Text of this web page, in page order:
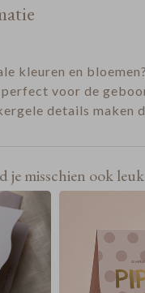
kleuren en
voor de
details maken
je misschien ook leuk